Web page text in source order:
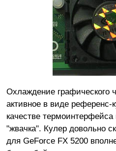
Охлаждение графического
активное в виде референс-
качестве
"жвачка". Кулер довольно
для GeForce FX 5200